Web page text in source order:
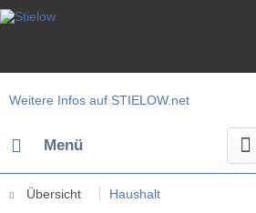
Weitere Infos auf STIELOW.net
Menü
Übersicht Haushalt